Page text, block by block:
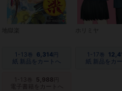
地獄楽
1-13巻 6,314 円
紙 新品をカートへ
1-13 5,988
電子書籍をカートへ
ホリミヤ
1-17巻
紙 新品をカ